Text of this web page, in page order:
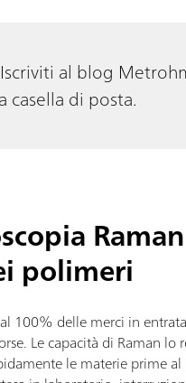
Iscriviti al blog
di posta.
polimeri
100% delle merci in
Le capacità di Raman
le materie prime